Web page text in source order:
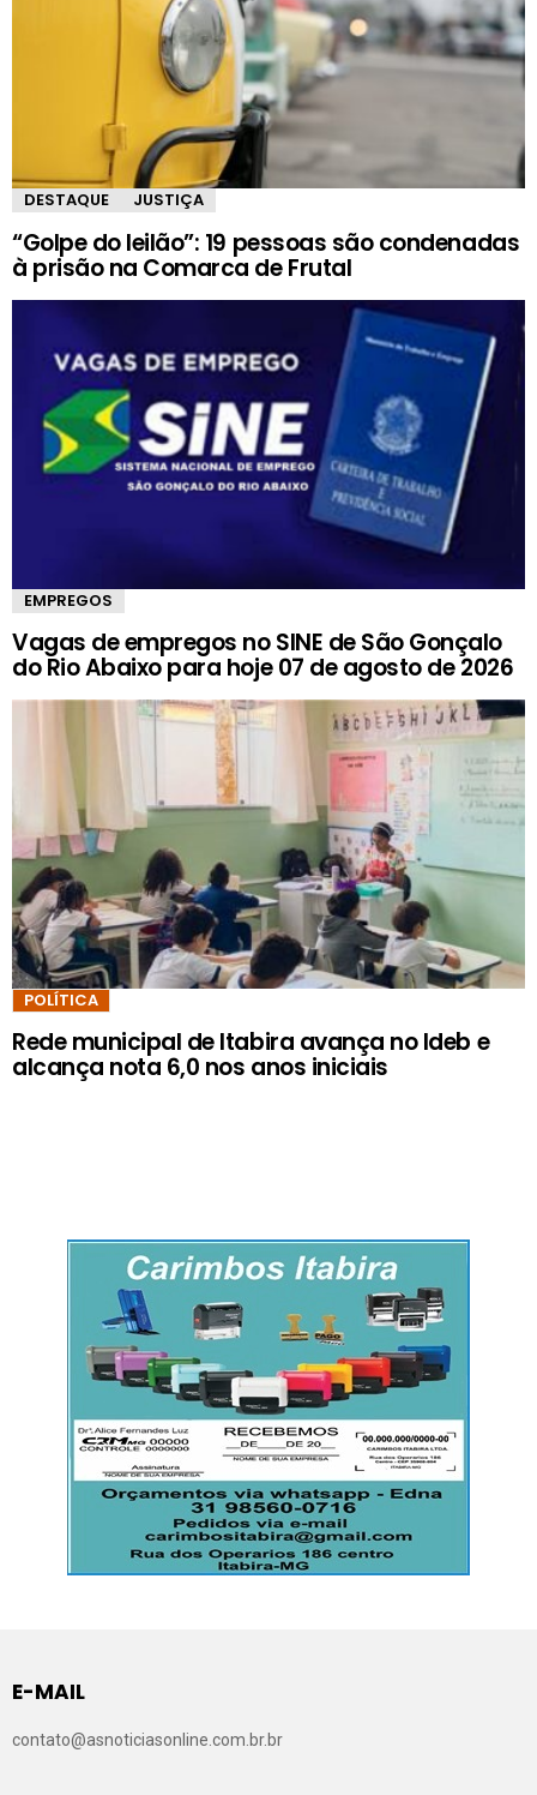
DESTAQUE JUSTIÇA
“Golpe do leilão”: 19 pessoas são condenadas
à prisão na Comarca de Frutal
EMPREGOS
Vagas de empregos no SINE de São Gonçalo
do Rio Abaixo para hoje 07 de agosto de 2026
POLÍTICA
Rede municipal de Itabira avança no Ideb e
alcança nota 6,0 nos anos iniciais
E-MAIL
contato@asnoticiasonline.com.br.br